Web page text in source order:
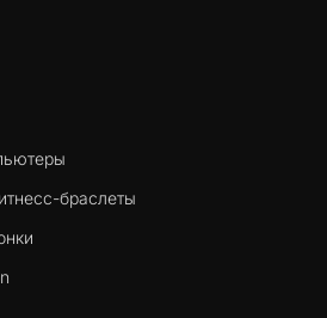
браслеты